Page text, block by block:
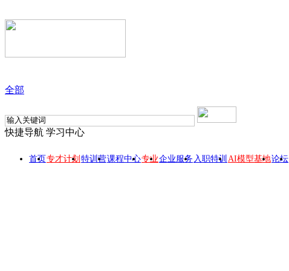
全部
快捷导航 学习中心
首页专才计划 特训营课程中心专业企业服务 入职特训 AI模型基地论坛